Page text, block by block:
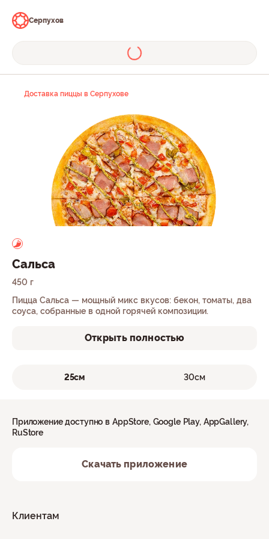
Серпухов
Доставка пиццы в Серпухове
Сальса
450 г
Пицца Сальса — мощный микс вкусов: бекон, томаты, два
соуса, собранные в одной горячей композиции.
Открыть полностью
25см 30см
Клиентам
Приложение доступно в AppStore, Google Play, AppGallery,
RuStore
Скачать приложение